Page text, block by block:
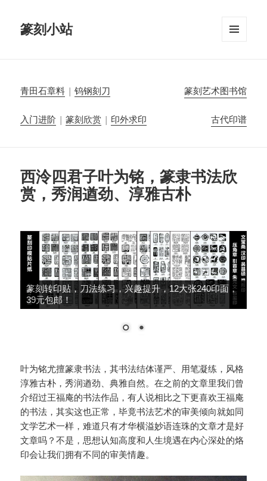
篆刻小站
青田石章料 |钨钢刻刀 篆刻艺术图书馆
入门进阶 |篆刻欣赏 | 印外求印 古代印谱
西泠四君子叶为铭，篆隶书法欣
赏，秀润遒劲、淳雅古朴
篆刻转印贴，刀法练习，兴趣提升，12大张240印面，
39元包邮！
叶为铭尤擅篆隶书法，其书法结体谨严、用笔凝练，风格
淳雅古朴，秀润遒劲、典雅自然。在之前的文章里我们曾
介绍过王福庵的书法作品，有人说相比之下更喜欢王福庵
的书法，其实这也正常，毕竟书法艺术的审美倾向就如同
文学艺术一样，难道只有才华横溢妙语连珠的文章才是好
文章吗？不是，思想认知高度和人生境遇在内心深处的烙
印会让我们拥有不同的审美情趣。